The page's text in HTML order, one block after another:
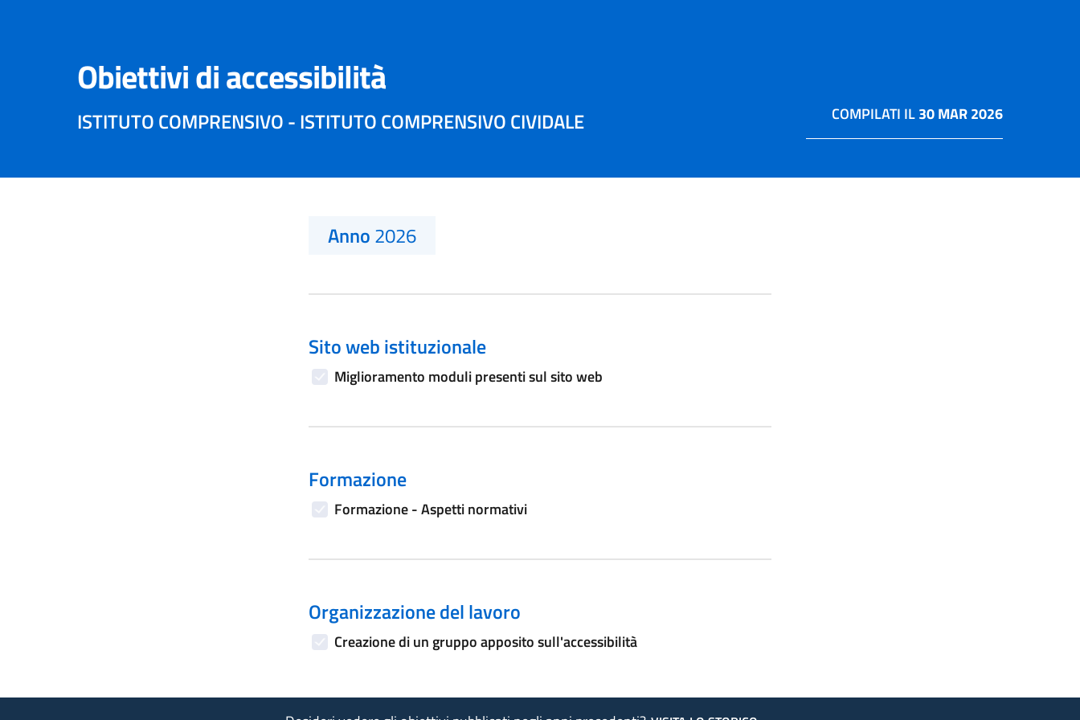
Obiettivi di accessibilità
ISTITUTO COMPRENSIVO - ISTITUTO COMPRENSIVO CIVIDALE COMPILATI IL30 MAR 2026
Anno2026
Sito web istituzionale
Miglioramento moduli presenti sul sito web
Formazione
Formazione - Aspetti normativi
Organizzazione del lavoro
Creazione di un gruppo apposito sull'accessibilità